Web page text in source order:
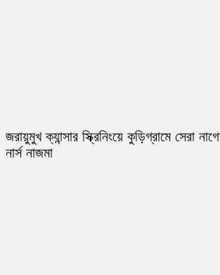
জরায়ুমুখ ক্যান্সার স্ক্রিনিংয়ে কুড়িগ্রামে সেরা
নার্স নাজমা